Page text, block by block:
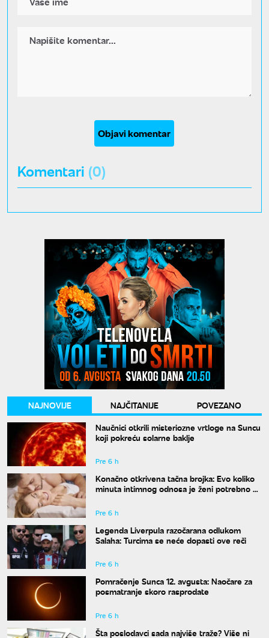
Objavi komentar
Komentari (0)
NAJNOVIJE NAJČITANIJE
POVEZANO
Naučnici otkrili misteriozne vrtloge na Suncu
koji pokreću solarne baklje
Pre 6 h
Konačno otkrivena tačna brojka: Evo koliko
minuta intimnog odnosa je ženi potrebno da
Pre 6 h
Legenda Liverpula razočarana odlukom
Salaha: Turcima se neće dopasti ove reči
Pre 6 h
Pomračenje Sunca 12. avgusta: Naočare za
posmatranje skoro rasprodate
Pre 6 h
Šta poslodavci sada najviše traže? Više ni